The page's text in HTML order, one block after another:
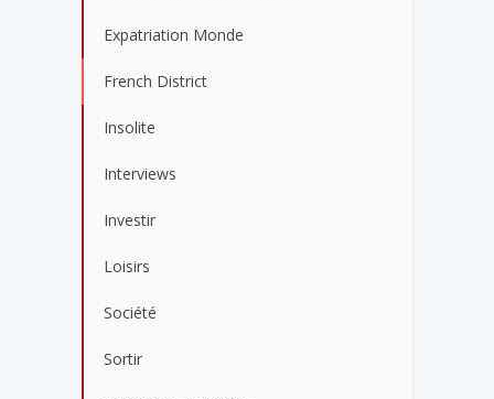
Expatriation Monde
French District
Insolite
Interviews
Investir
Loisirs
Société
Sortir